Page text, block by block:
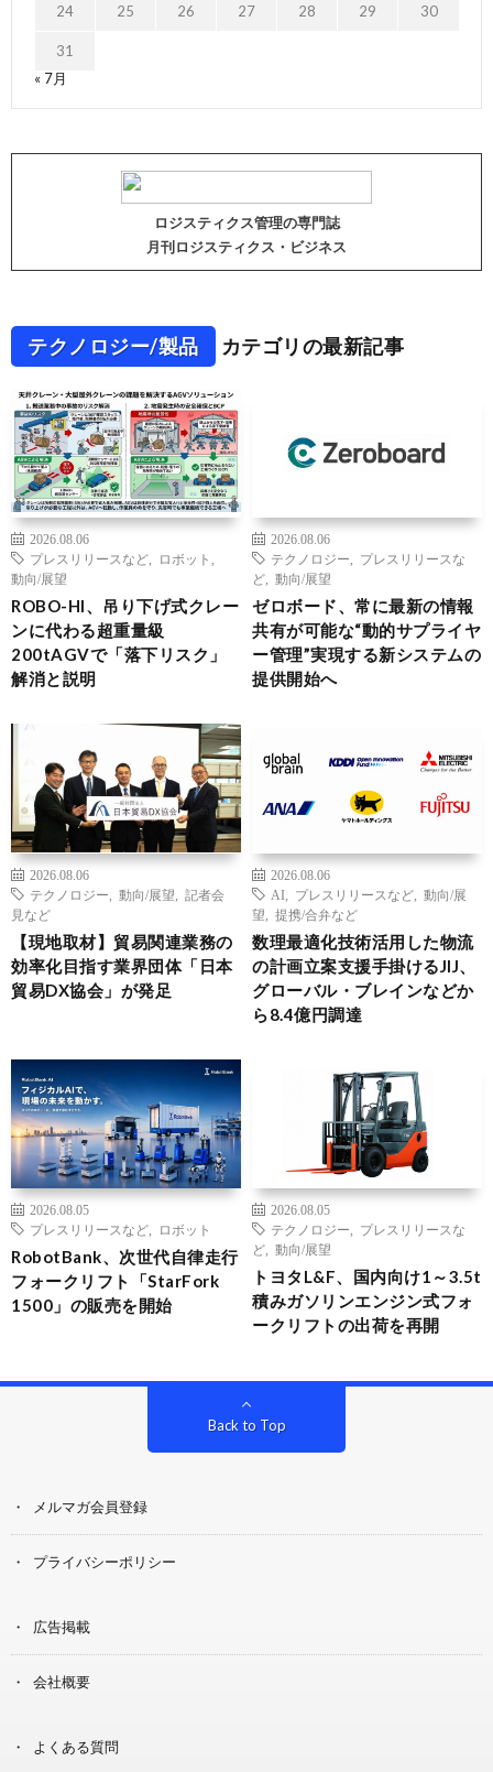
24 25 26 27 28 29 30
31
« 7月
ロジスティクス管理の専門誌
月刊ロジスティクス・ビジネス
テクノロジー/製品 カテゴリの最新記事
2026.08.06
プレスリリースなど
ロボット
動向/展望
ROBO-HI、吊り下げ式クレー
ンに代わる超重量級
200tAGVで「落下リスク」
解消と説明
2026.08.06
テクノロジー
プレスリリースな
ど
動向/展望
ゼロボード、常に最新の情報
共有が可能な“動的サプライヤ
ー管理”実現する新システムの
提供開始へ
2026.08.06
テクノロジー
動向/展望
記者会
見など
【現地取材】貿易関連業務の
効率化目指す業界団体「日本
貿易DX協会」が発足
2026.08.06
AI
プレスリリースなど
動向/展
望
提携/合弁など
数理最適化技術活用した物流
の計画立案支援手掛けるJIJ、
グローバル・ブレインなどか
ら8.4億円調達
2026.08.05
プレスリリースなど
ロボット
RobotBank、次世代自律走行
フォークリフト「StarFork
1500」の販売を開始
2026.08.05
テクノロジー
プレスリリースな
ど
動向/展望
トヨタL&F、国内向け1～3.5t
積みガソリンエンジン式フォ
ークリフトの出荷を再開
Back to Top
メルマガ会員登録
プライバシーポリシー
広告掲載
会社概要
よくある質問